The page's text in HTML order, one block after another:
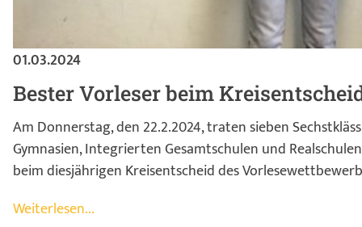
01.03.2024
Bester Vorleser beim
Am Donnerstag, den 22.2.2024, traten sieben
Gymnasien, Integrierten Gesamtschulen und
beim diesjährigen Kreisentscheid des
Weiterlesen...